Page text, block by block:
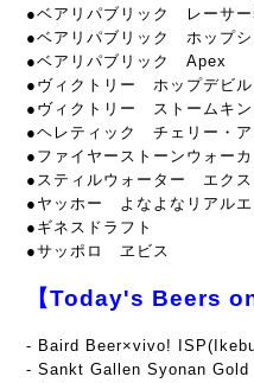
●ベアリパブリック レーサ
●ベアリパブリック ホップシ
●ベアリパブリック Apex
●ヴィクトリー ホップデビ
●ヴィクトリー ストームキン
●ヘレティック チェリー・ア
●ファイヤーストーンウォー
●スティルウォーター エクス
●ヤッホー よなよなリアルエ
●ギネスドラフト
●サッポロ ヱビス
【Today's Beers
- Baird Beer×vivo!
- Sankt Gallen Syonan Gold